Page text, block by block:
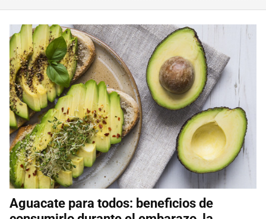
Aguacate para todos: beneficios de